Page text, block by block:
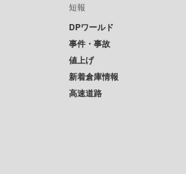
短報
DPワールド
事件・事故
値上げ
新着倉庫情報
高速道路